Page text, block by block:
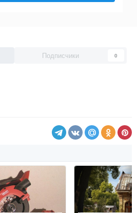
Подписчики 0